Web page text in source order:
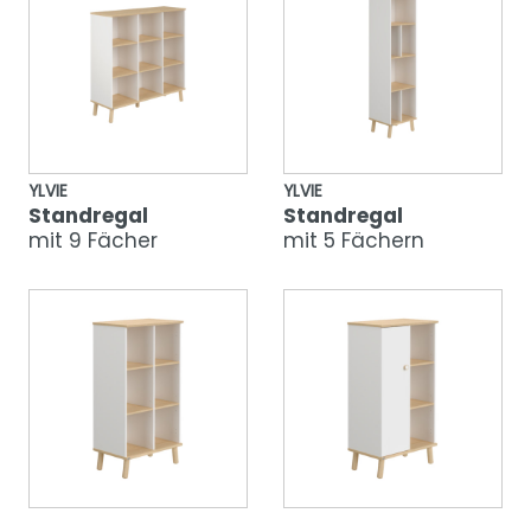
YLVIE
Standregal
mit 9 Fächer
YLVIE
Standregal
mit 5 Fächern